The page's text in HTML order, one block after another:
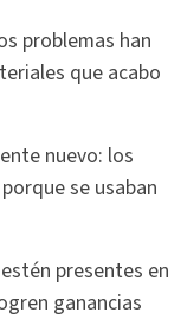
problemas han
que acabo
nuevo: los
se usaban
presentes en
ganancias